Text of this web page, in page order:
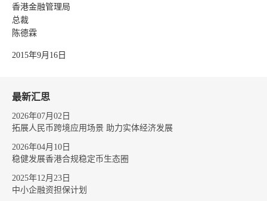
香港金融管理局
总裁
陈德霖
2015年9月16日
最新汇思
2026年07月02日
拓展人民币跨境应用场景 助力实体经济发展
2026年04月10日
稳健发展香港合规稳定币生态圈
2025年12月23日
中小企融资担保计划